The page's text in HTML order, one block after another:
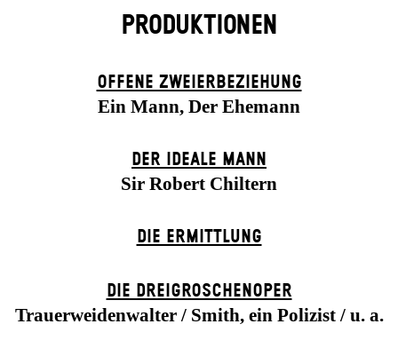
PRODUKTIONEN
OFFENE ZWEIER­BEZIEHUNG
Ein Mann, Der Ehemann
DER IDEALE MANN
Sir Robert Chiltern
DIE ERMITTLUNG
DIE DREI­GROSCHEN­OPER
Trauerweidenwalter / Smith, ein Polizist / u. a.